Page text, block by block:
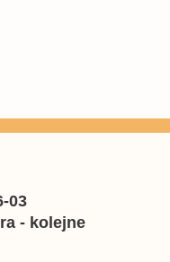
03
- kolejne